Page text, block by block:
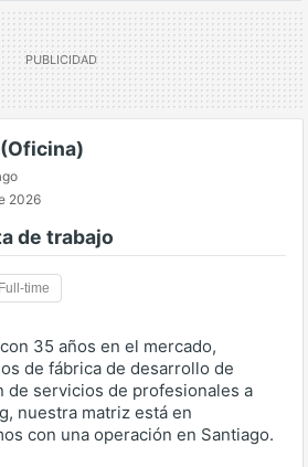
2026
de trabajo
Full-time
35 años en el mercado,
de fábrica de desarrollo de
de servicios de profesionales a
nuestra matriz está en
con una operación en Santiago.